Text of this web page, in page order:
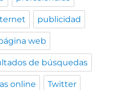
publicidad
web
de búsquedas
online Twitter